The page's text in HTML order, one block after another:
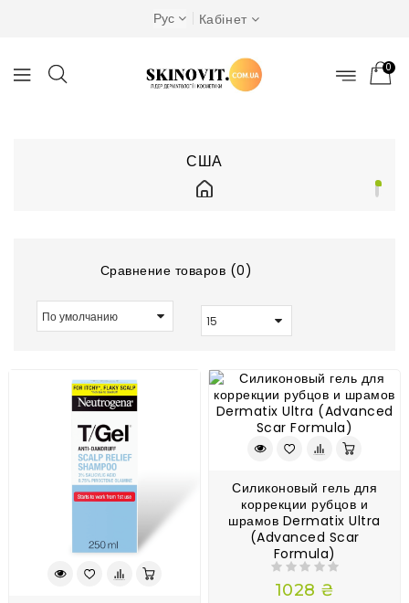
Рус Кабінет
0
США
Сравнение товаров (0)
Силиконовый гель для
коррекции рубцов и
шрамов Dermatix Ultra
(Advanced Scar
Formula)
1028 ₴